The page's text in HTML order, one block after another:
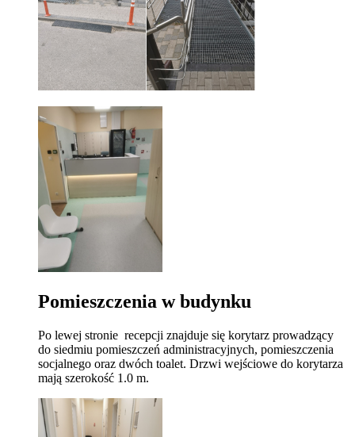
Pomieszczenia w budynku
Po lewej stronie recepcji znajduje się korytarz prowadzący
do siedmiu pomieszczeń administracyjnych, pomieszczenia
socjalnego oraz dwóch toalet. Drzwi wejściowe do korytarza
mają szerokość 1.0 m.